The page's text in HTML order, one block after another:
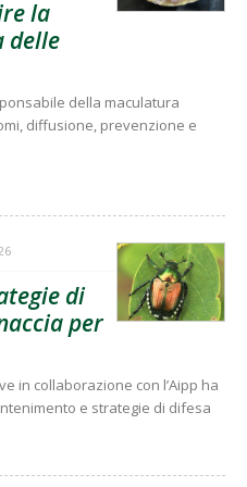
la
delle
della maculatura
diffusione, prevenzione e
di
per
in collaborazione con l’Aipp ha
e strategie di difesa